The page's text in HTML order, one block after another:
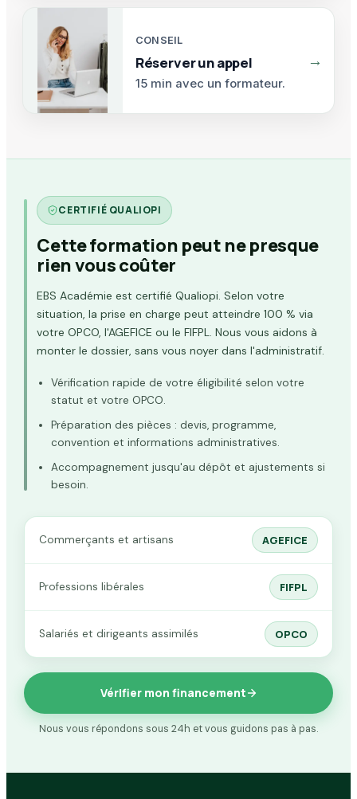
CONSEIL
Réserver un appel
15 min avec un formateur.
→
CERTIFIÉ QUALIOPI
Cette formation peut ne presque
rien vous coûter
EBS Académie est certifié Qualiopi. Selon votre
situation, la prise en charge peut atteindre 100 % via
votre OPCO, l'AGEFICE ou le FIFPL. Nous vous aidons à
monter le dossier, sans vous noyer dans l'administratif.
Vérification rapide de votre éligibilité selon votre
statut et votre OPCO.
Préparation des pièces : devis, programme,
convention et informations administratives.
Accompagnement jusqu'au dépôt et ajustements si
besoin.
Commerçants et artisans AGEFICE
Professions libérales FIFPL
Salariés et dirigeants assimilés OPCO
Vérifier mon financement
Nous vous répondons sous 24h et vous guidons pas à pas.